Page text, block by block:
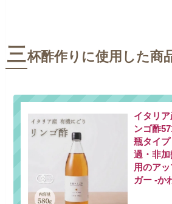
三杯酢作りに使用した商
イタリ
ンゴ酢
瓶タイ
過・非
用のア
ガー -か